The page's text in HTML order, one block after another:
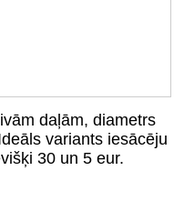
daļām, diametrs
variants iesācēju
30 un 5 eur.